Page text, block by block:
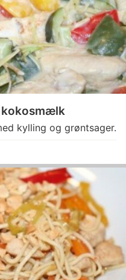
kokosmælk
kylling og grøntsager.